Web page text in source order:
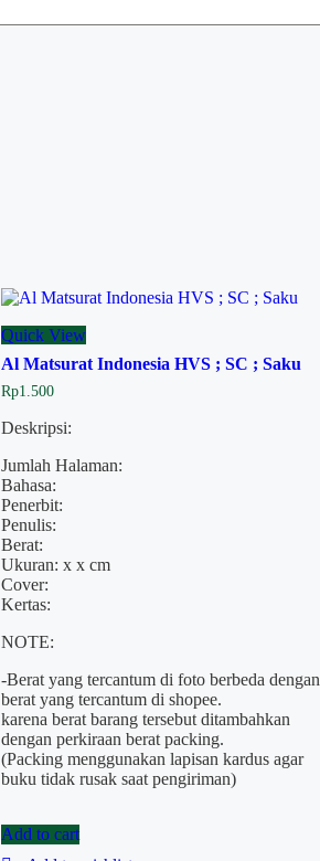
Quick View
Al Matsurat Indonesia HVS ; SC ; Saku
Rp1.500
Deskripsi:
Jumlah Halaman:
Bahasa:
Penerbit:
Penulis:
Berat:
Ukuran: x x cm
Cover:
Kertas:
NOTE:
-Berat yang tercantum di foto berbeda dengan
berat yang tercantum di shopee.
karena berat barang tersebut ditambahkan
dengan perkiraan berat packing.
(Packing menggunakan lapisan kardus agar
buku tidak rusak saat pengiriman)
Add to cart